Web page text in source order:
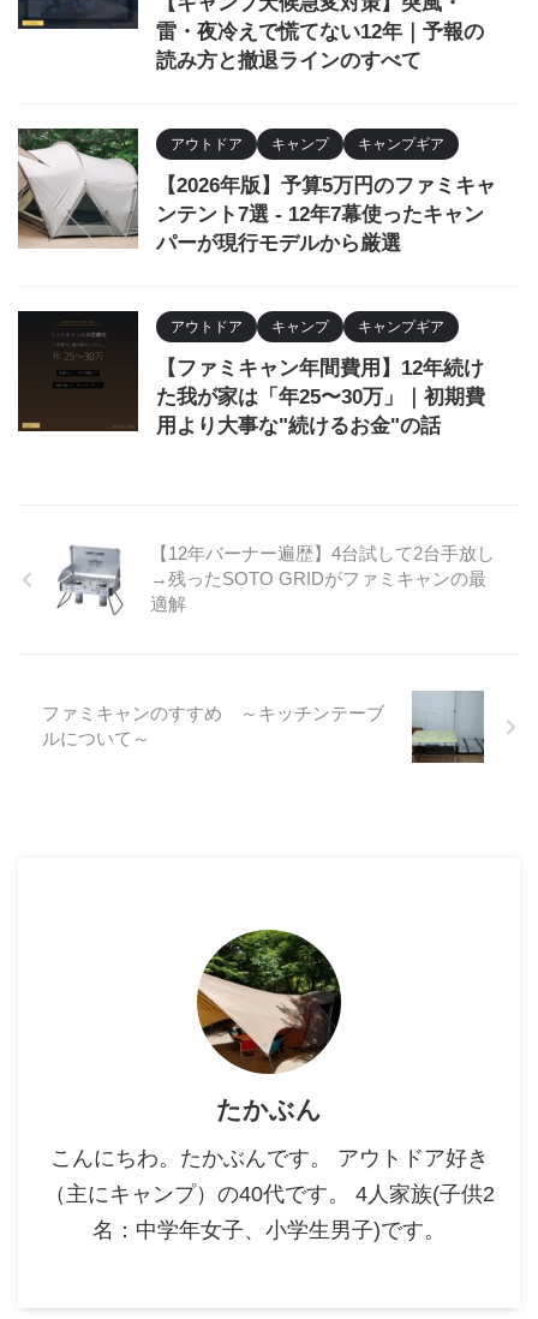
雷・夜冷えで慌てない12年｜予報の
読み方と撤退ラインのすべて
アウトドア キャンプ キャンプギア
【2026年版】予算5万円のファミキャ
ンテント7選 - 12年7幕使ったキャン
パーが現行モデルから厳選
アウトドア キャンプ キャンプギア
【ファミキャン年間費用】12年続け
た我が家は「年25〜30万」｜初期費
用より大事な"続けるお金"の話
【12年バーナー遍歴】4台試して2台手放し
→残ったSOTO GRIDがファミキャンの最
適解
ファミキャンのすすめ ～キッチンテーブ
ルについて～
たかぶん
こんにちわ。たかぶんです。 アウトドア好き
（主にキャンプ）の40代です。 4人家族(子供2
名：中学年女子、小学生男子)です。